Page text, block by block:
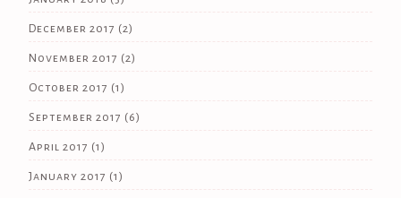
December 2017 (2)
November 2017 (2)
October 2017 (1)
September 2017 (6)
April 2017 (1)
January 2017 (1)